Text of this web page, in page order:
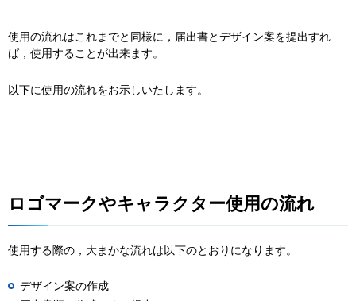
使用の流れはこれまでと同様に，届出書とデザイン案を提出すれ
ば，使用することが出来ます。
以下に使用の流れをお示しいたします。
ロゴマークやキャラクター使用の流れ
使用する際の，大まかな流れは以下のとおりになります。
デザイン案の作成